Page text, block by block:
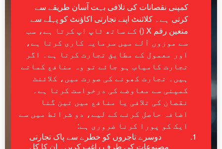
کمپنی نقصانات کی تلافی بہت آسان طریقے سے
کرتی ہے۔ کلائنٹ اپنے تجارتی اکاؤنٹ کو پہلے سے
متعین رقم X () کے ساتھ ٹاپ اپ کرتا ہے، سب
سے موزوں آلے میں سرمایہ کاری کرتا ہے،
اور معمول کے مطابق تجارت کرتا ہے۔ اگر
تجارت کامیاب ہو جائے تو وہ منافع کماتے
ہیں۔ تجارت کھونے کی صورت میں، کلائنٹ
کمپنی سے معاوضے کی درخواست کرتا ہے۔
نقصان کی تلافی یا منافع میں تین گنا
اضافہ حاصل کرنے کے لیے، دو شرائط میں سے
ایک کو پورا کرنا ضروری ہے:
دوسرے تاجروں کو خطرے سے پاک تجارتی
مصنوعات کی طرف راغب کریں۔ ان کا کل